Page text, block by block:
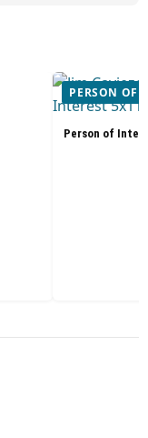
PERSON OF
Person of